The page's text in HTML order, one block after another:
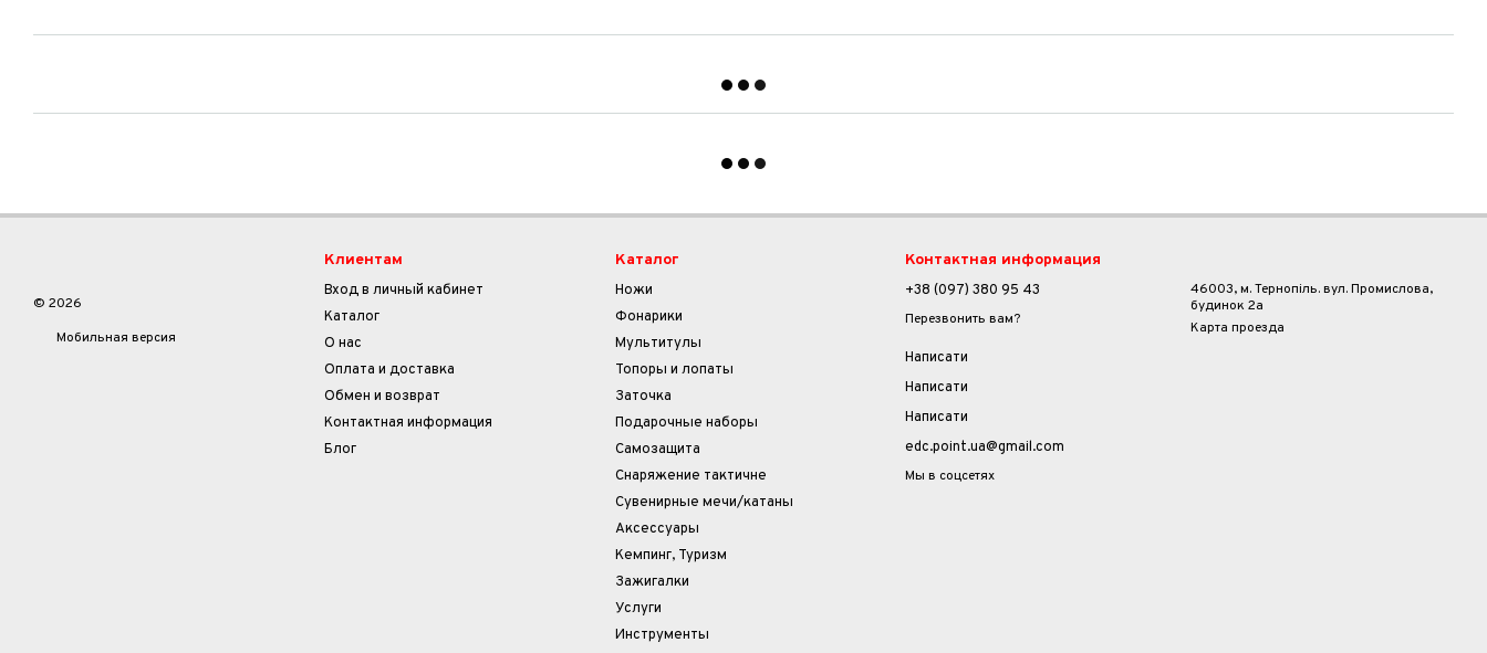
© 2026
Мобильная версия
Клиентам
Вход в личный кабинет
Каталог
О нас
Оплата и доставка
Обмен и возврат
Контактная информация
Блог
Каталог
Ножи
Фонарики
Мультитулы
Топоры и лопаты
Заточка
Подарочные наборы
Самозащита
Снаряжение тактичне
Сувенирные мечи/катаны
Аксессуары
Кемпинг, Туризм
Зажигалки
Услуги
Инструменты
Контактная информация
+38 (097) 380 95 43
Перезвонить вам?
Написати
Написати
Написати
edc.point.ua@gmail.com
46003, м. Тернопіль. вул. Промислова,
будинок 2а
Карта проезда
Мы в соцсетях